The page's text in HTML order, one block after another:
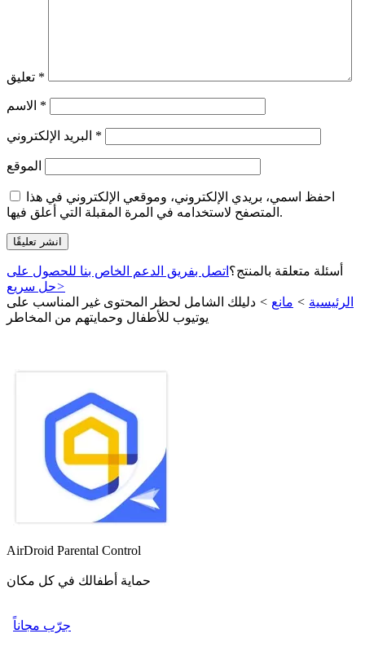
*
*
*
الموقع
احفظ اسمي، بريدي الإلكتروني، وموقعي الإلكتروني في هذا
المتصفح لاستخدامه في المرة المقبلة التي أعلق فيها.
أسئلة متعلقة بالمنتج؟ اتصل بفريق الدعم الخاص بنا للحصول على
حل سريع>
الرئيسية > مانع > دليلك الشامل لحظر المحتوى غير المناسب على
يوتيوب للأطفال وحمايتهم من المخاطر
AirDroid Parental Control
حماية أطفالك في كل مكان
جرّب مجاناً